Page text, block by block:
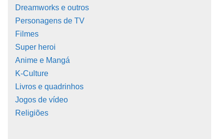
Dreamworks e outros
Personagens de TV
Filmes
Super heroi
Anime e Mangá
K-Culture
Livros e quadrinhos
Jogos de vídeo
Religiões